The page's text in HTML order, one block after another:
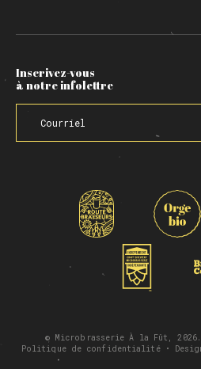
Inscrivez-vous
à notre infolettre
© Microbrasserie À la Fût,
Politique de confidentialité•